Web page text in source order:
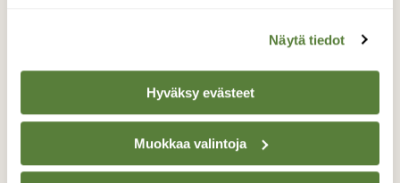
Näytä tiedot
Hyväksy evästeet
Muokkaa valintoja
Rentukka